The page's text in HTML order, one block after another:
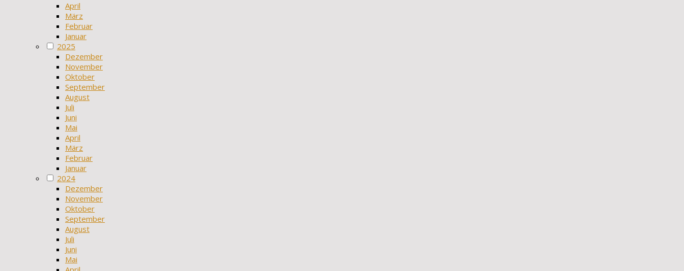
April
März
Februar
Januar
2025
Dezember
November
Oktober
September
August
Juli
Juni
Mai
April
März
Februar
Januar
2024
Dezember
November
Oktober
September
August
Juli
Juni
Mai